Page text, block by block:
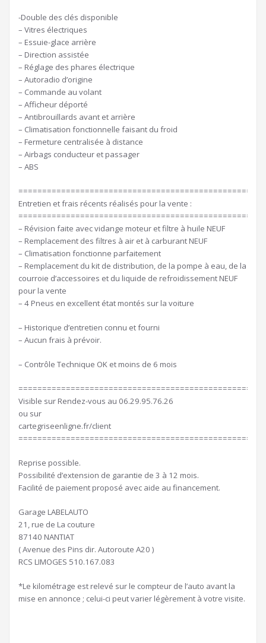
-Double des clés disponible
– Vitres électriques
– Essuie-glace arrière
– Direction assistée
– Réglage des phares électrique
– Autoradio d’origine
– Commande au volant
– Afficheur déporté
– Antibrouillards avant et arrière
– Climatisation fonctionnelle faisant du froid
– Fermeture centralisée à distance
– Airbags conducteur et passager
– ABS
Entretien et frais récents réalisés pour la vente :
– Révision faite avec vidange moteur et filtre à huile NEUF
– Remplacement des filtres à air et à carburant NEUF
– Climatisation fonctionne parfaitement
– Remplacement du kit de distribution, de la pompe à eau, de la
courroie d’accessoires et du liquide de refroidissement NEUF
pour la vente
– 4 Pneus en excellent état montés sur la voiture
– Historique d’entretien connu et fourni
– Aucun frais à prévoir.
– Contrôle Technique OK et moins de 6 mois
Visible sur Rendez-vous au 06.29.95.76.26
ou sur
cartegriseenligne.fr/client
Reprise possible.
Possibilité d’extension de garantie de 3 à 12 mois.
Facilité de paiement proposé avec aide au financement.
Garage LABELAUTO
21, rue de La couture
87140 NANTIAT
( Avenue des Pins dir. Autoroute A20 )
RCS LIMOGES 510.167.083
*Le kilométrage est relevé sur le compteur de l’auto avant la
mise en annonce ; celui-ci peut varier légèrement à votre visite.